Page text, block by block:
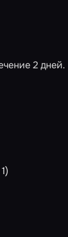
2 дней.